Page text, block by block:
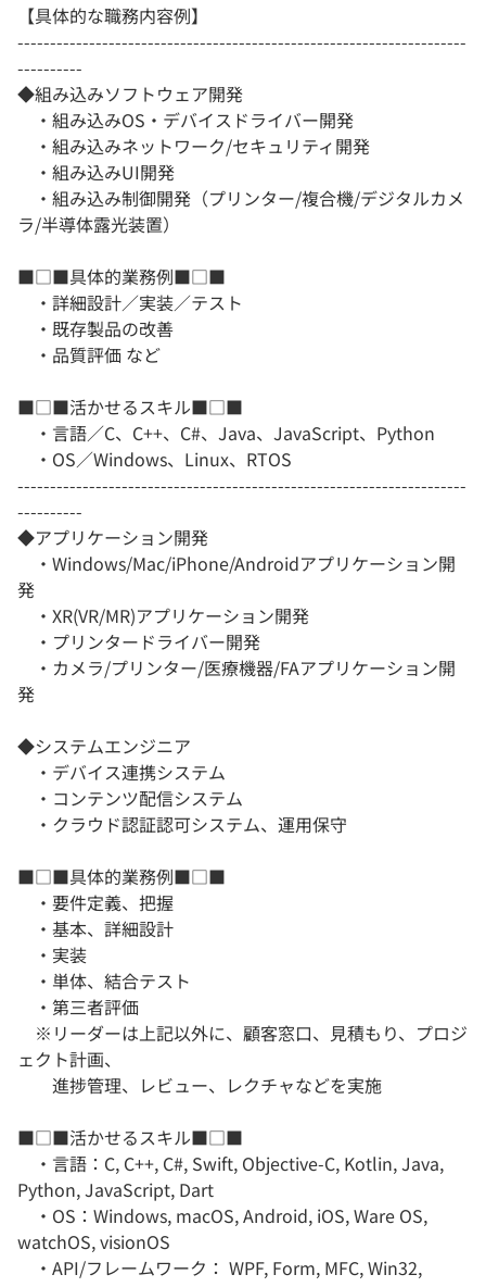
【具体的な職務内容例】
---------------------------------------------------------------------
----------
◆組み込みソフトウェア開発
・組み込みOS・デバイスドライバー開発
・組み込みネットワーク/セキュリティ開発
・組み込みUI開発
・組み込み制御開発（プリンター/複合機/デジタルカメ
ラ/半導体露光装置）
■□■具体的業務例■□■
・詳細設計／実装／テスト
・既存製品の改善
・品質評価 など
■□■活かせるスキル■□■
・言語／C、C++、C#、Java、JavaScript、Python
・OS／Windows、Linux、RTOS
---------------------------------------------------------------------
----------
◆アプリケーション開発
・Windows/Mac/iPhone/Androidアプリケーション開
発
・XR(VR/MR)アプリケーション開発
・プリンタードライバー開発
・カメラ/プリンター/医療機器/FAアプリケーション開
発
◆システムエンジニア
・デバイス連携システム
・コンテンツ配信システム
・クラウド認証認可システム、運用保守
■□■具体的業務例■□■
・要件定義、把握
・基本、詳細設計
・実装
・単体、結合テスト
・第三者評価
※リーダーは上記以外に、顧客窓口、見積もり、プロジ
ェクト計画、
進捗管理、レビュー、レクチャなどを実施
■□■活かせるスキル■□■
・言語：C, C++, C#, Swift, Objective-C, Kotlin, Java,
Python, JavaScript, Dart
・OS：Windows, macOS, Android, iOS, Ware OS,
watchOS, visionOS
・API/フレームワーク： WPF, Form, MFC, Win32,